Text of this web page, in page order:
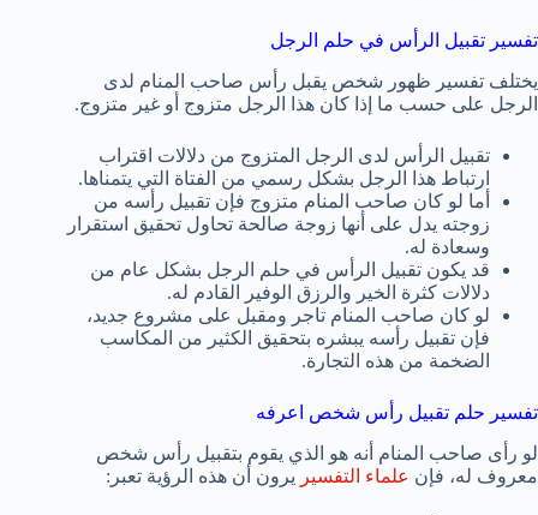
تفسير تقبيل الرأس في حلم الرجل
يختلف تفسير ظهور شخص يقبل رأس صاحب المنام لدى
الرجل على حسب ما إذا كان هذا الرجل متزوج أو غير متزوج.
تقبيل الرأس لدى الرجل المتزوج من دلالات اقتراب
ارتباط هذا الرجل بشكل رسمي من الفتاة التي يتمناها.
أما لو كان صاحب المنام متزوج فإن تقبيل رأسه من
زوجته يدل على أنها زوجة صالحة تحاول تحقيق استقرار
وسعادة له.
قد يكون تقبيل الرأس في حلم الرجل بشكل عام من
دلالات كثرة الخير والرزق الوفير القادم له.
لو كان صاحب المنام تاجر ومقبل على مشروع جديد،
فإن تقبيل رأسه يبشره بتحقيق الكثير من المكاسب
الضخمة من هذه التجارة.
تفسير حلم تقبيل رأس شخص اعرفه
لو رأى صاحب المنام أنه هو الذي يقوم بتقبيل رأس شخص
معروف له، فإن علماء التفسير يرون أن هذه الرؤية تعبر: